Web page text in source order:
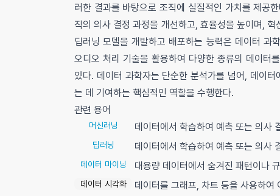
러한 결과를 바탕으로 조직에 실질적인 가치를 제공
직의 의사 결정 과정을 개선하고, 효율성을 높이며,
딥러닝 모델을 개발하고 배포하는 능력은 데이터 과
오디오 처리 기술을 활용하여 다양한 종류의 데이터
있다. 데이터 과학자는 단순한 분석가를 넘어, 데이
는 데 기여하는 핵심적인 역할을 수행한다.
관련 용어
머신러닝 데이터에서 학습하여 예측 또는 의사
딥러닝 데이터에서 학습하여 예측 또는 의사
데이터 마이닝 대용량 데이터에서 숨겨진 패턴이나
데이터 시각화
데이터를 그래프, 차트 등을 사용하여